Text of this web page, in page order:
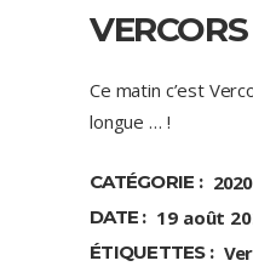
VERCORS
Ce matin c’est
longue … !
CATÉGORIE : 2020
DATE : 19 août
ÉTIQUETTES :